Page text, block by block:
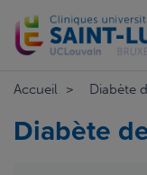
au
contenu
Accueil Diabète
Diabète